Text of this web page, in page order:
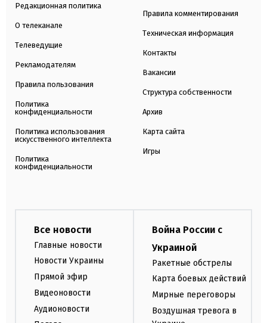
Редакционная политика
О телеканале
Телеведущие
Рекламодателям
Правила пользования
Политика
конфиденциальности
Политика использования
искусственного интеллекта
Политика
конфиденциальности
Правила комментирования
Техническая информация
Контакты
Вакансии
Структура собственности
Архив
Карта сайта
Игры
Все новости
Главные новости
Новости Украины
Прямой эфир
Видеоновости
Аудионовости
Война России с
Украиной
Ракетные обстрелы
Карта боевых действий
Мирные переговоры
Воздушная тревога в